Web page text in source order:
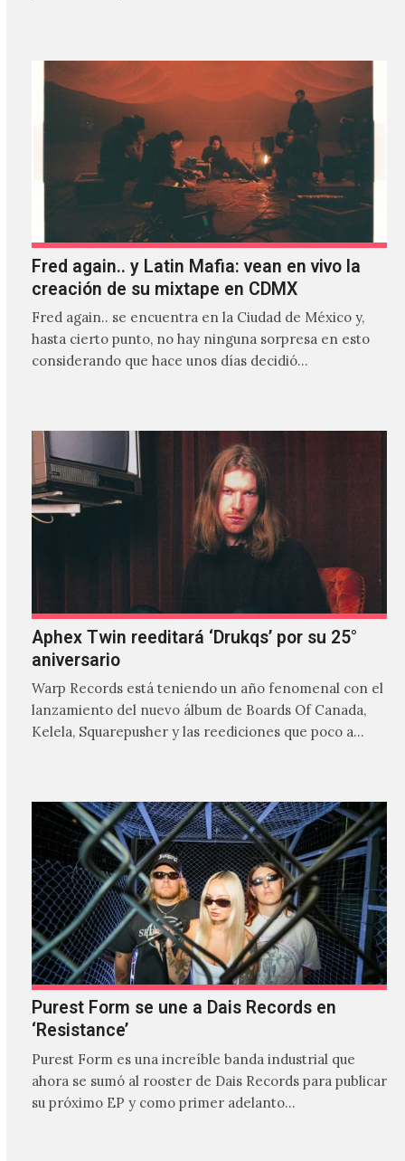
Fred again.. y Latin Mafia: vean en vivo la
creación de su mixtape en CDMX
Fred again.. se encuentra en la Ciudad de México y,
hasta cierto punto, no hay ninguna sorpresa en esto
considerando que hace unos días decidió…
Aphex Twin reeditará ‘Drukqs’ por su 25°
aniversario
Warp Records está teniendo un año fenomenal con el
lanzamiento del nuevo álbum de Boards Of Canada,
Kelela, Squarepusher y las reediciones que poco a…
Purest Form se une a Dais Records en
‘Resistance’
Purest Form es una increíble banda industrial que
ahora se sumó al rooster de Dais Records para publicar
su próximo EP y como primer adelanto…